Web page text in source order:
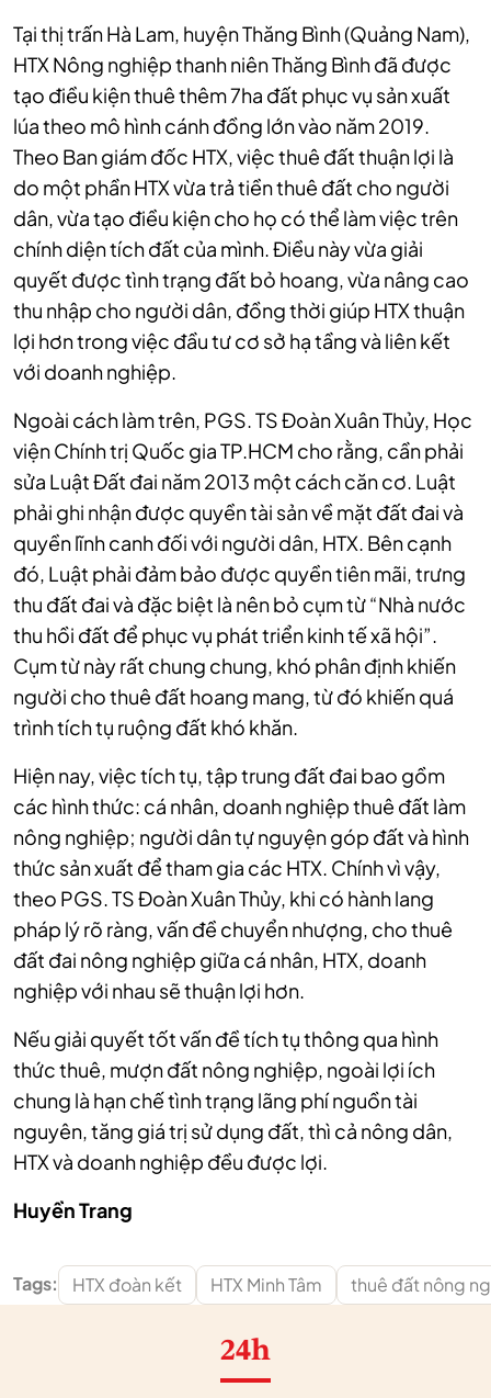
Tại thị trấn Hà Lam, huyện Thăng Bình (Quảng Nam),
HTX Nông nghiệp thanh niên Thăng Bình đã được
tạo điều kiện thuê thêm 7ha đất phục vụ sản xuất
lúa theo mô hình cánh đồng lớn vào năm 2019.
Theo Ban giám đốc HTX, việc thuê đất thuận lợi là
do một phần HTX vừa trả tiền thuê đất cho người
dân, vừa tạo điều kiện cho họ có thể làm việc trên
chính diện tích đất của mình. Điều này vừa giải
quyết được tình trạng đất bỏ hoang, vừa nâng cao
thu nhập cho người dân, đồng thời giúp HTX thuận
lợi hơn trong việc đầu tư cơ sở hạ tầng và liên kết
với doanh nghiệp.
Ngoài cách làm trên, PGS. TS Đoàn Xuân Thủy, Học
viện Chính trị Quốc gia TP.HCM cho rằng, cần phải
sửa Luật Đất đai năm 2013 một cách căn cơ. Luật
phải ghi nhận được quyền tài sản về mặt đất đai và
quyền lĩnh canh đối với người dân, HTX. Bên cạnh
đó, Luật phải đảm bảo được quyền tiên mãi, trưng
thu đất đai và đặc biệt là nên bỏ cụm từ “Nhà nước
thu hồi đất để phục vụ phát triển kinh tế xã hội”.
Cụm từ này rất chung chung, khó phân định khiến
người cho thuê đất hoang mang, từ đó khiến quá
trình tích tụ ruộng đất khó khăn.
Hiện nay, việc tích tụ, tập trung đất đai bao gồm
các hình thức: cá nhân, doanh nghiệp thuê đất làm
nông nghiệp; người dân tự nguyện góp đất và hình
thức sản xuất để tham gia các HTX. Chính vì vậy,
theo PGS. TS Đoàn Xuân Thủy, khi có hành lang
pháp lý rõ ràng, vấn đề chuyển nhượng, cho thuê
đất đai nông nghiệp giữa cá nhân, HTX, doanh
nghiệp với nhau sẽ thuận lợi hơn.
Nếu giải quyết tốt vấn đề tích tụ thông qua hình
thức thuê, mượn đất nông nghiệp, ngoài lợi ích
chung là hạn chế tình trạng lãng phí nguồn tài
nguyên, tăng giá trị sử dụng đất, thì cả nông dân,
HTX và doanh nghiệp đều được lợi.
Huyền Trang
Tags: HTX đoàn kết HTX Minh Tâm thuê đất nông
24h